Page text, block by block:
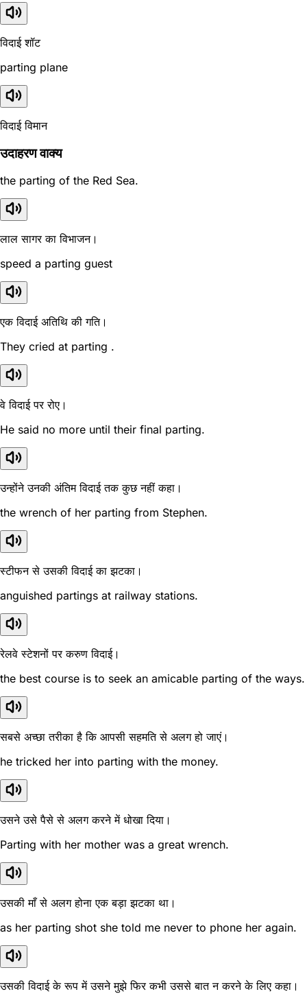
विदाई शॉट
parting plane
विदाई विमान
उदाहरण वाक्य
the parting of the Red Sea.
लाल सागर का विभाजन।
speed a parting guest
एक विदाई अतिथि की गति।
They cried at parting .
वे विदाई पर रोए।
He said no more until their final parting.
उन्होंने उनकी अंतिम विदाई तक कुछ नहीं कहा।
the wrench of her parting from Stephen.
स्टीफन से उसकी विदाई का झटका।
anguished partings at railway stations.
रेलवे स्टेशनों पर करुण विदाई।
the best course is to seek an amicable parting of the ways.
सबसे अच्छा तरीका है कि आपसी सहमति से अलग हो जाएं।
he tricked her into parting with the money.
उसने उसे पैसे से अलग करने में धोखा दिया।
Parting with her mother was a great wrench.
उसकी माँ से अलग होना एक बड़ा झटका था।
as her parting shot she told me never to phone her again.
उसकी विदाई के रूप में उसने मुझे फिर कभी उससे बात न करने के लिए कहा।